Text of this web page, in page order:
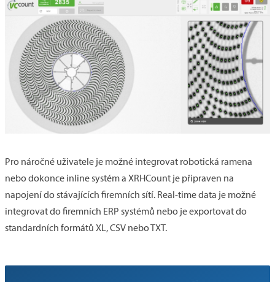
Pro náročné uživatele je možné integrovat robotická ramena
nebo dokonce inline systém a XRHCount je připraven na
napojení do stávajících firemních sítí. Real-time data je možné
integrovat do firemních ERP systémů nebo je exportovat do
standardních formátů XL, CSV nebo TXT.